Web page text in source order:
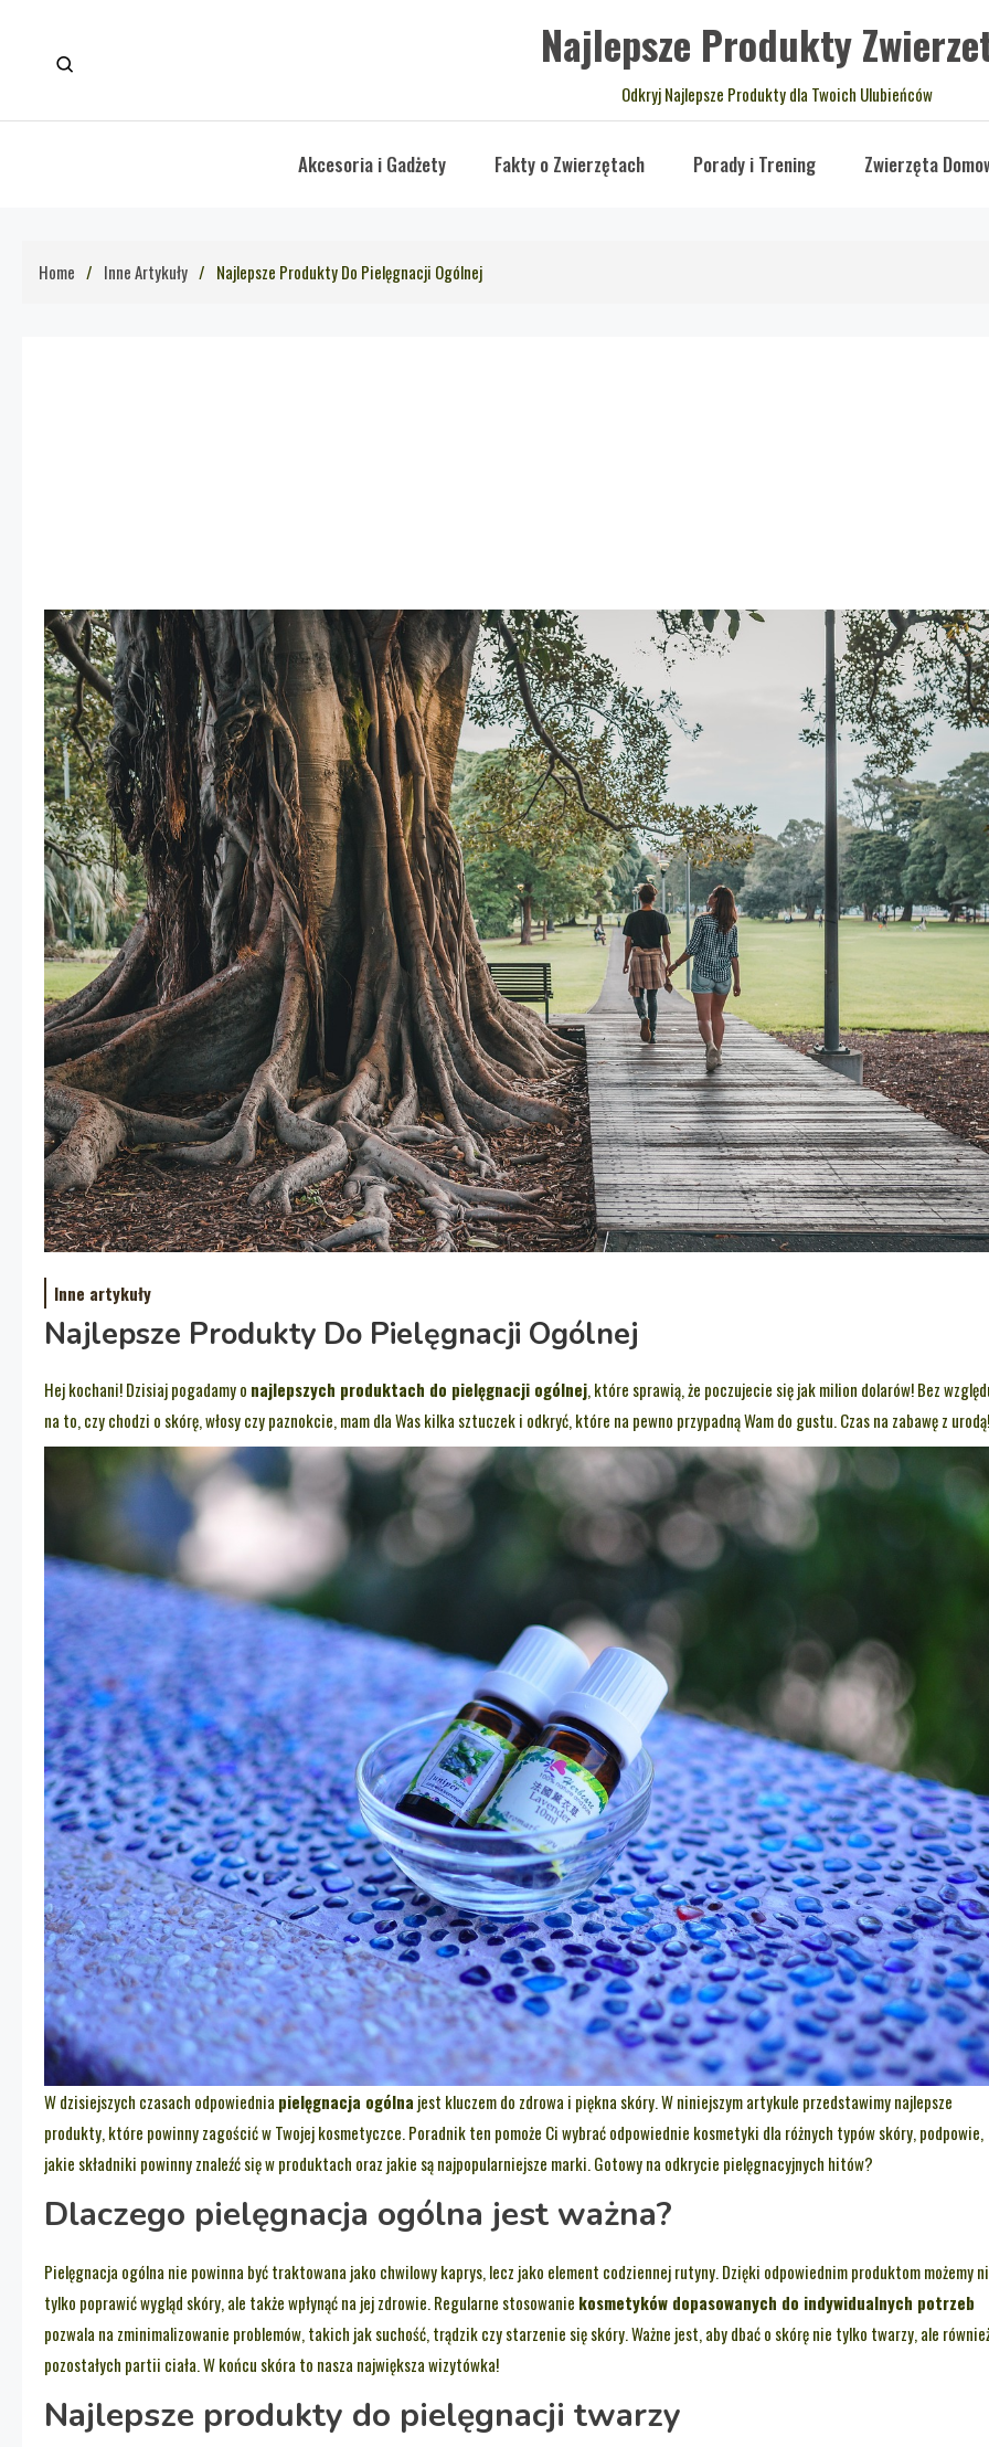
Najlepsze Produkty
Odkryj Najlepsze Produkty dla Twoich Ulubieńców
Akcesoria i Gadżety Fakty o Zwierzętach Porady i Trening Zwierzęta
Home Inne Artykuły Najlepsze Produkty Do Pielęgnacji Ogólnej
Inne artykuły
Najlepsze Produkty Do Pielęgnacji Ogólnej
Hej kochani! Dzisiaj pogadamy o najlepszych produktach do pielęgnacji ogólnej, które sprawią, że poczujecie się jak milion dolarów! Bez
na to, czy chodzi o skórę, włosy czy paznokcie, mam dla Was kilka sztuczek i odkryć, które na pewno przypadną Wam do gustu. Czas na zabawę z urodą!
W dzisiejszych czasach odpowiednia pielęgnacja ogólna jest kluczem do zdrowa i piękna skóry. W niniejszym artykule przedstawimy najlepsze
produkty, które powinny zagościć w Twojej kosmetyczce. Poradnik ten pomoże Ci wybrać odpowiednie kosmetyki dla różnych typów skóry, podpowie,
jakie składniki powinny znaleźć się w produktach oraz jakie są najpopularniejsze marki. Gotowy na odkrycie pielęgnacyjnych hitów?
Dlaczego pielęgnacja ogólna jest ważna?
Pielęgnacja ogólna nie powinna być traktowana jako chwilowy kaprys, lecz jako element codziennej rutyny. Dzięki odpowiednim produktom możemy
tylko poprawić wygląd skóry, ale także wpłynąć na jej zdrowie. Regularne stosowanie kosmetyków dopasowanych do indywidualnych potrzeb
pozwala na zminimalizowanie problemów, takich jak suchość, trądzik czy starzenie się skóry. Ważne jest, aby dbać o skórę nie tylko twarzy, ale
pozostałych partii ciała. W końcu skóra to nasza największa wizytówka!
Najlepsze produkty do pielęgnacji twarzy